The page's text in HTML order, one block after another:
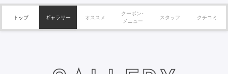
トップ ギャラリー オススメ
クーポン･
メニュー
スタッフ クチコミ